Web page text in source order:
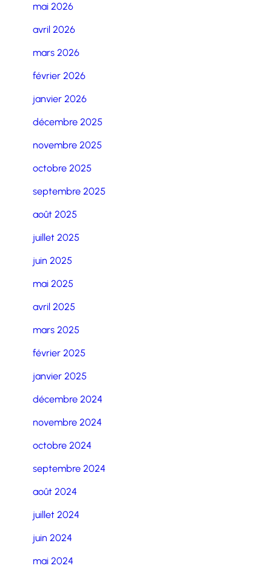
mai 2026
avril 2026
mars 2026
février 2026
janvier 2026
décembre 2025
novembre 2025
octobre 2025
septembre 2025
août 2025
juillet 2025
juin 2025
mai 2025
avril 2025
mars 2025
février 2025
janvier 2025
décembre 2024
novembre 2024
octobre 2024
septembre 2024
août 2024
juillet 2024
juin 2024
mai 2024